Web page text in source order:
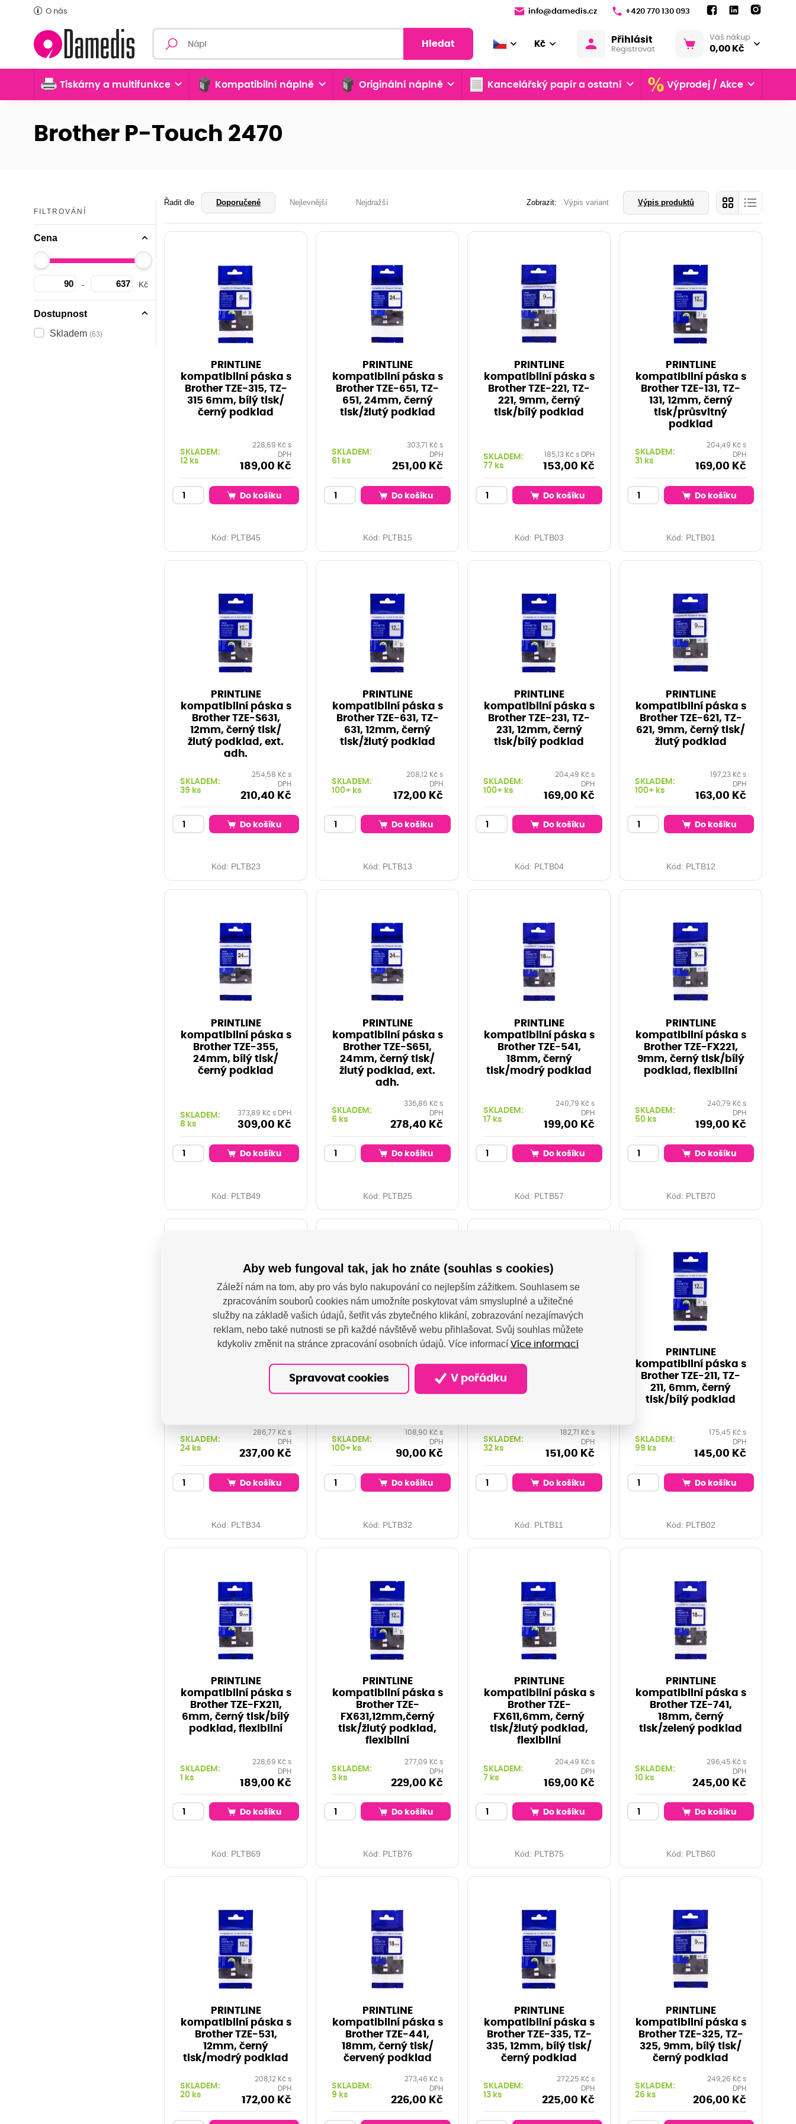
O nás info@damedis.cz +420 770 130 093
Hledat Kč Přihlásit
Registrovat
Váš nákup
0,00 Kč
Tiskárny a multifunkce Kompatibilní náplně Originální náplně Kancelářský papír a ostatní Výprodej / Akce
Brother P-Touch 2470
FILTROVÁNÍ
Cena
- Kč
Dostupnost
Skladem (63)
Řadit dle Doporučené Nejlevnější Nejdražší Zobrazit: Výpis variant Výpis produktů
PRINTLINE
kompatibilní páska s
Brother TZE-315, TZ-
315 6mm, bílý tisk/
černý podklad
SKLADEM:
12 ks
228,69 Kč s
DPH
189,00 Kč
Do košíku
Kód: PLTB45
PRINTLINE
kompatibilní páska s
Brother TZE-651, TZ-
651, 24mm, černý
tisk/žlutý podklad
SKLADEM:
61 ks
303,71 Kč s
DPH
251,00 Kč
Do košíku
Kód: PLTB15
PRINTLINE
kompatibilní páska s
Brother TZE-221, TZ-
221, 9mm, černý
tisk/bílý podklad
SKLADEM:
77 ks
185,13 Kč s DPH
153,00 Kč
Do košíku
Kód: PLTB03
PRINTLINE
kompatibilní páska s
Brother TZE-131, TZ-
131, 12mm, černý
tisk/průsvitný
podklad
SKLADEM:
31 ks
204,49 Kč s
DPH
169,00 Kč
Do košíku
Kód: PLTB01
PRINTLINE
kompatibilní páska s
Brother TZE-S631,
12mm, černý tisk/
žlutý podklad, ext.
adh.
SKLADEM:
39 ks
254,58 Kč s
DPH
210,40 Kč
Do košíku
Kód: PLTB23
PRINTLINE
kompatibilní páska s
Brother TZE-631, TZ-
631, 12mm, černý
tisk/žlutý podklad
SKLADEM:
100+ ks
208,12 Kč s
DPH
172,00 Kč
Do košíku
Kód: PLTB13
PRINTLINE
kompatibilní páska s
Brother TZE-231, TZ-
231, 12mm, černý
tisk/bílý podklad
SKLADEM:
100+ ks
204,49 Kč s
DPH
169,00 Kč
Do košíku
Kód: PLTB04
PRINTLINE
kompatibilní páska s
Brother TZE-621, TZ-
621, 9mm, černý tisk/
žlutý podklad
SKLADEM:
100+ ks
197,23 Kč s
DPH
163,00 Kč
Do košíku
Kód: PLTB12
PRINTLINE
kompatibilní páska s
Brother TZE-355,
24mm, bílý tisk/
černý podklad
SKLADEM:
8 ks
373,89 Kč s DPH
309,00 Kč
Do košíku
Kód: PLTB49
PRINTLINE
kompatibilní páska s
Brother TZE-S651,
24mm, černý tisk/
žlutý podklad, ext.
adh.
SKLADEM:
6 ks
336,86 Kč s
DPH
278,40 Kč
Do košíku
Kód: PLTB25
PRINTLINE
kompatibilní páska s
Brother TZE-541,
18mm, černý
tisk/modrý podklad
SKLADEM:
17 ks
240,79 Kč s
DPH
199,00 Kč
Do košíku
Kód: PLTB57
PRINTLINE
kompatibilní páska s
Brother TZE-FX221,
9mm, černý tisk/bílý
podklad, flexibilní
SKLADEM:
50 ks
240,79 Kč s
DPH
199,00 Kč
Do košíku
Kód: PLTB70
PRINTLINE
kompatibilní páska s
151, 24mm, černý
SKLADEM:
24 ks
286,77 Kč s
DPH
237,00 Kč
Do košíku
Kód: PLTB34
kompatibilní páska s
Brother TZE-141, TZ-
141, 18mm, černý
SKLADEM:
100+ ks
108,90 Kč s
DPH
90,00 Kč
Do košíku
Kód: PLTB32
PRINTLINE
kompatibilní páska s
Brother TZE-611, TZ-
611, 6mm, černý tisk/
SKLADEM:
32 ks
182,71 Kč s
DPH
151,00 Kč
Do košíku
Kód: PLTB11
PRINTLINE
kompatibilní páska s
Brother TZE-211, TZ-
211, 6mm, černý
tisk/bílý podklad
SKLADEM:
99 ks
175,45 Kč s
DPH
145,00 Kč
Do košíku
Kód: PLTB02
PRINTLINE
kompatibilní páska s
Brother TZE-FX211,
6mm, černý tisk/bílý
podklad, flexibilní
SKLADEM:
1 ks
228,69 Kč s
DPH
189,00 Kč
Do košíku
Kód: PLTB69
PRINTLINE
kompatibilní páska s
Brother TZE-
FX631,12mm,černý
tisk/žlutý podklad,
flexibilní
SKLADEM:
3 ks
277,09 Kč s
DPH
229,00 Kč
Do košíku
Kód: PLTB76
PRINTLINE
kompatibilní páska s
Brother TZE-
FX611,6mm, černý
tisk/žlutý podklad,
flexibilní
SKLADEM:
7 ks
204,49 Kč s
DPH
169,00 Kč
Do košíku
Kód: PLTB75
PRINTLINE
kompatibilní páska s
Brother TZE-741,
18mm, černý
tisk/zelený podklad
SKLADEM:
10 ks
296,45 Kč s
DPH
245,00 Kč
Do košíku
Kód: PLTB60
PRINTLINE
kompatibilní páska s
Brother TZE-531,
12mm, černý
tisk/modrý podklad
SKLADEM:
20 ks
208,12 Kč s
DPH
172,00 Kč
PRINTLINE
kompatibilní páska s
Brother TZE-441,
18mm, černý tisk/
červený podklad
SKLADEM:
9 ks
273,46 Kč s
DPH
226,00 Kč
PRINTLINE
kompatibilní páska s
Brother TZE-335, TZ-
335, 12mm, bílý tisk/
černý podklad
SKLADEM:
13 ks
272,25 Kč s
DPH
225,00 Kč
PRINTLINE
kompatibilní páska s
Brother TZE-325, TZ-
325, 9mm, bílý tisk/
černý podklad
SKLADEM:
26 ks
249,26 Kč s
DPH
206,00 Kč
Aby web fungoval tak, jak ho znáte (souhlas s cookies)
Záleží nám na tom, aby pro vás bylo nakupování co nejlepším zážitkem. Souhlasem se
zpracováním souborů cookies nám umožníte poskytovat vám smysluplné a užitečné
služby na základě vašich údajů, šetřit vás zbytečného klikání, zobrazování nezajímavých
reklam, nebo také nutnosti se při každé návštěvě webu přihlašovat. Svůj souhlas můžete
kdykoliv změnit na stránce zpracování osobních údajů. Více informací Více informací
Spravovat cookies V pořádku